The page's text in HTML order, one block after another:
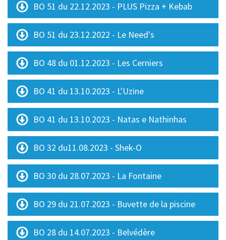
BO 51 du 22.12.2023 - PLUS Pizza + Kebab
BO 51 du 23.12.2022 - Le Need's
BO 48 du 01.12.2023 - Les Cerniers
BO 41 du 13.10.2023 - L'Uzine
BO 41 du 13.10.2023 - Natas e Nathinhas
BO 32 du11.08.2023 - Shek-O
BO 30 du 28.07.2023 - La Fontaine
BO 29 du 21.07.2023 - Buvette de la piscine
BO 28 du 14.07.2023 - Belvédère